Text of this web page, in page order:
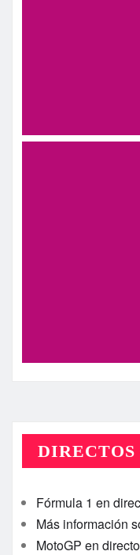
DIRECTOS
Fórmula 1 en
Más información
MotoGP en directo